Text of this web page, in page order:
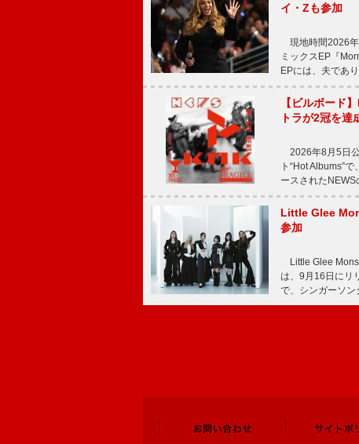
イ・Zも参加
現地時間2026年
ミックスEP『
EPには、夫であ
【ビルボード
トラが2冠を達
2026年8月5日
ト“Hot Albums”
ースされた
Little Glee
参加
Little Glee
は、9月16日にリ
で、シンガーソ